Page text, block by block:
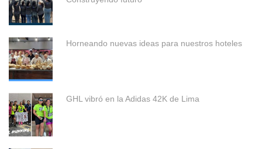
Horneando nuevas ideas para nuestros hoteles
GHL vibró en la Adidas 42K de Lima